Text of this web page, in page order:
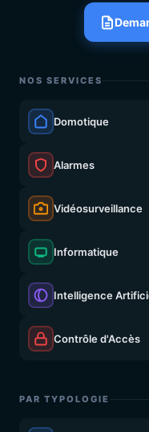
NOS SERVICES
Domotique
Alarmes
Vidéosurveillance
Informatique
Intelligence
Contrôle d'Accès
PAR TYPOLOGIE